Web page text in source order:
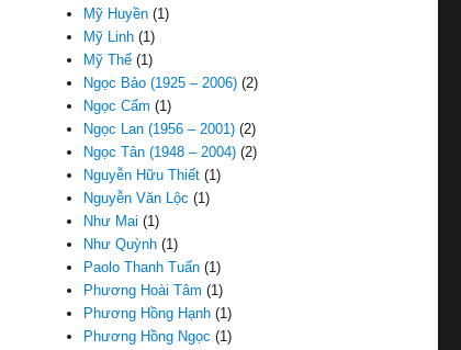
Mỹ Huyền (1)
Mỹ Linh (1)
Mỹ Thể (1)
Ngọc Bảo (1925 – 2006) (2)
Ngọc Cẩm (1)
Ngọc Lan (1956 – 2001) (2)
Ngọc Tân (1948 – 2004) (2)
Nguyễn Hữu Thiết (1)
Nguyễn Văn Lộc (1)
Như Mai (1)
Như Quỳnh (1)
Paolo Thanh Tuấn (1)
Phương Hoài Tâm (1)
Phương Hồng Hạnh (1)
Phương Hồng Ngọc (1)